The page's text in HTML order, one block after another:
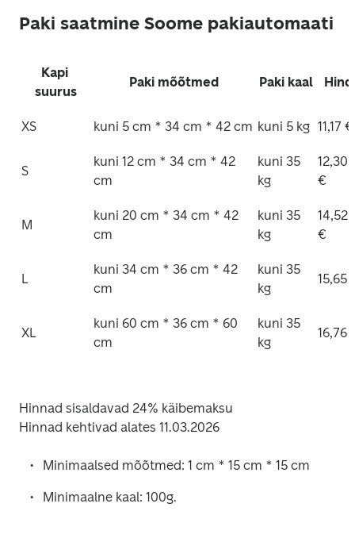
Paki saatmine Soome pakiautomaati
Kapi
suurus
Paki mõõtmed Paki kaal Hind
XS kuni 5 cm * 34 cm * 42 cm kuni 5 kg 11,17 €
S
kuni 12 cm * 34 cm * 42
cm
kuni 35
kg
12,30
€
M
kuni 20 cm * 34 cm * 42
cm
kuni 35
kg
14,52
€
L
kuni 34 cm * 36 cm * 42
cm
kuni 35
kg
15,65
XL
kuni 60 cm * 36 cm * 60
cm
kuni 35
kg
16,76
Hinnad sisaldavad 24% käibemaksu
Hinnad kehtivad alates 11.03.2026
Minimaalsed mõõtmed: 1 cm * 15 cm * 15 cm
Minimaalne kaal: 100g.